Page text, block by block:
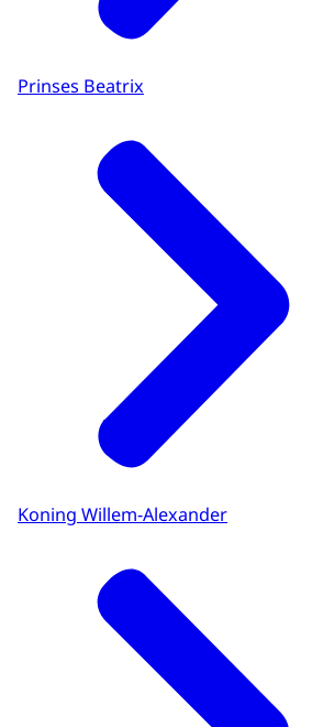
Prinses Beatrix
Koning Willem-Alexander